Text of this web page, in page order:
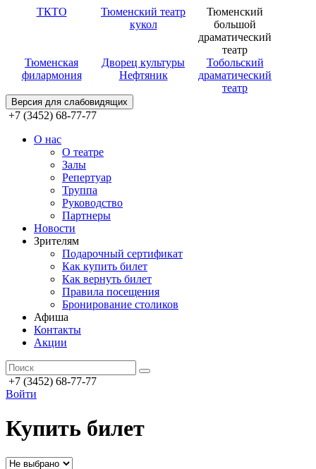
ТКТО
Тюменский театр
кукол
Тюменский
большой
драматический
театр
Тюменская
филармония
Дворец культуры
Нефтяник
Тобольский
драматический
театр
Версия для слабовидящих
+7 (3452) 68-77-77
О нас
О театре
Залы
Репертуар
Труппа
Руководство
Партнеры
Новости
Зрителям
Подарочный сертификат
Как купить билет
Как вернуть билет
Правила посещения
Бронирование столиков
Афиша
Контакты
Акции
+7 (3452) 68-77-77
Войти
Купить билет